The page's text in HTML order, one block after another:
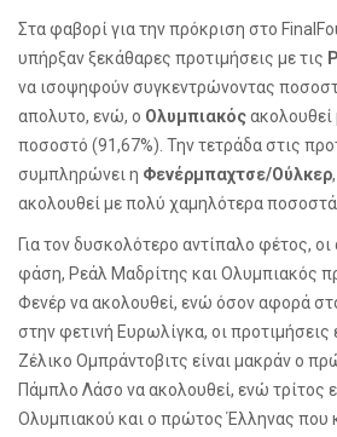
Στα φαβορί για την πρόκριση στο Final
υπήρξαν ξεκάθαρες προτιμήσεις με τις
να ισοψηφούν συγκεντρώνοντας
απολυτο, ενώ, ο Ολυμπιακός
ποσοστό (91,67%). Την τετράδα στις
συμπληρώνει η Φενέρμπαχτσε/Ούλκερ
ακολουθεί με πολύ χαμηλότερα ποσοστά.
Για τον δυσκολότερο αντίπαλο φέτος,
φάση, Ρεάλ Μαδρίτης και Ολυμπιακός
Φενέρ να ακολουθεί, ενώ όσον αφορά
στην φετινή Ευρωλίγκα, οι προτιμήσεις
Ζέλικο Ομπράντοβιτς είναι μακράν ο
Πάμπλο Λάσο να ακολουθεί, ενώ τρίτος
Ολυμπιακού και ο πρώτος Έλληνας που